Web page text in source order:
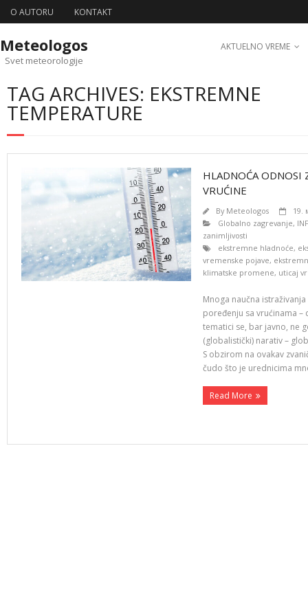
O AUTORU KONTAKT
Meteologos
Svet meteorologije
AKTUELNO VREME
TAG ARCHIVES: EKSTREMNE
TEMPERATURE
HLADNOĆA ODNOSI
VRUĆINE
By Meteologos
19.
Globalno zagrevanje,
zanimljivosti
ekstremne hladnoće,
vremenske pojave,
klimatske promene, uticaj
Mnoga naučna
poređenju sa vrućinama
tematici se, bar javno, ne
(globalistički) narativ –
S obzirom na ovakav
čudo što je urednicima
Read More